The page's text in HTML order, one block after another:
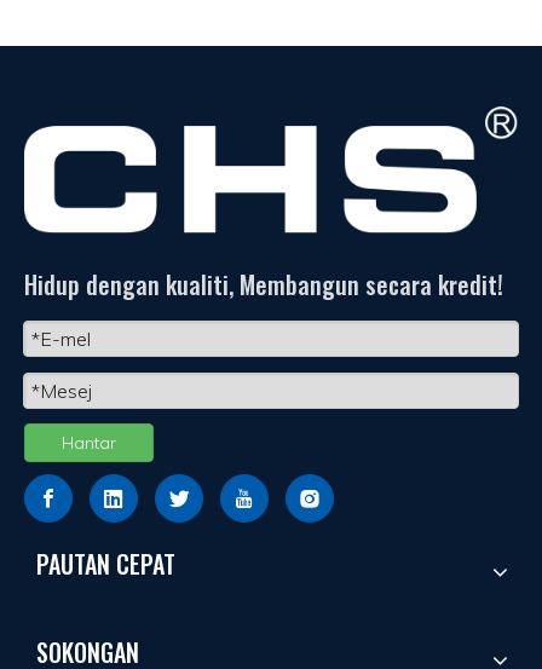
Hidup dengan kualiti, Membangun secara kredit!
Hantar
PAUTAN CEPAT
SOKONGAN